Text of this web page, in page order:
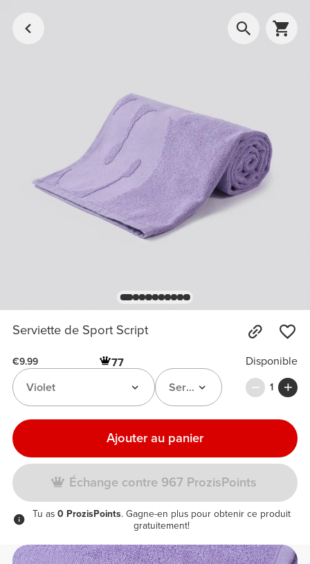
Serviette de Sport Script
€9.99 77
Disponible
Serviette de Sport Script
Violet 1
Ajouter au panier
Échange contre 967 ProzisPoints
Tu as 0 ProzisPoints. Gagne-en plus pour obtenir ce produit
gratuitement!